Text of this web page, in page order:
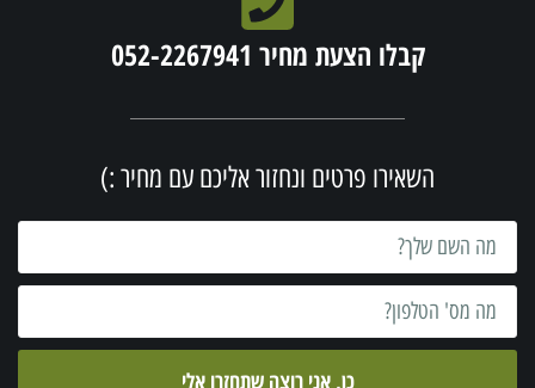
קבלו הצעת מחיר 052-2267941
השאירו פרטים ונחזור אליכם עם מחיר :)
כן, אני רוצה שתחזרו אלי